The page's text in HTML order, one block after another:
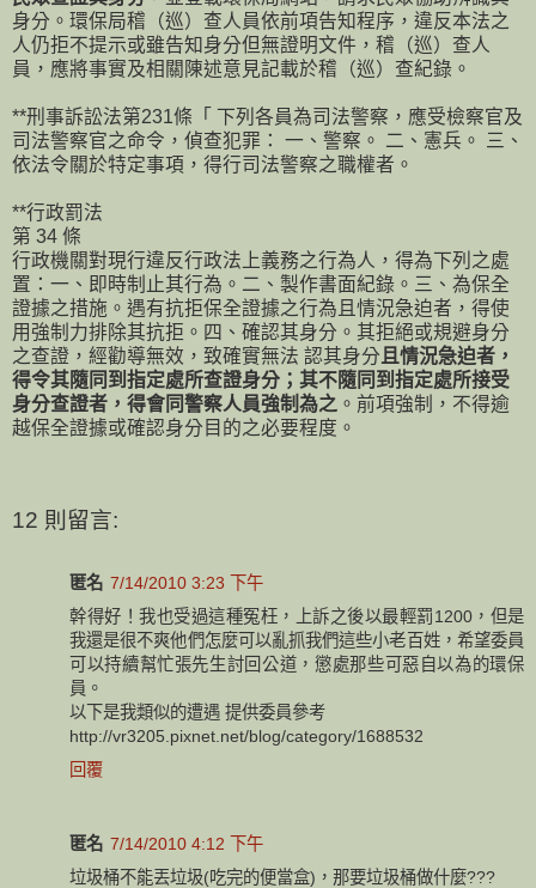
身分。環保局稽（巡）查人員依前項告知程序，違反本法之
人仍拒不提示或雖告知身分但無證明文件，稽（巡）查人
員，應將事實及相關陳述意見記載於稽（巡）查紀錄。
**刑事訴訟法第231條「 下列各員為司法警察，應受檢察官及
司法警察官之命令，偵查犯罪： 一、警察。 二、憲兵。 三、
依法令關於特定事項，得行司法警察之職權者。
**行政罰法
第 34 條
行政機關對現行違反行政法上義務之行為人，得為下列之處
置：一、即時制止其行為。二、製作書面紀錄。三、為保全
證據之措施。遇有抗拒保全證據之行為且情況急迫者，得使
用強制力排除其抗拒。四、確認其身分。其拒絕或規避身分
之查證，經勸導無效，致確實無法 認其身分 且情況急迫者，
得令其隨同到指定處所查證身分；其不隨同到指定處所接受
身分查證者，得會同警察人員強制為之 。前項強制，不得逾
越保全證據或確認身分目的之必要程度。
12 則留言:
匿名 7/14/2010 3:23 下午
幹得好！我也受過這種冤枉，上訴之後以最輕罰1200，但是
我還是很不爽他們怎麼可以亂抓我們這些小老百姓，希望委員
可以持續幫忙張先生討回公道，懲處那些可惡自以為的環保
員。
以下是我類似的遭遇 提供委員參考
http://vr3205.pixnet.net/blog/category/1688532
回覆
匿名 7/14/2010 4:12 下午
垃圾桶不能丟垃圾(吃完的便當盒)，那要垃圾桶做什麼???